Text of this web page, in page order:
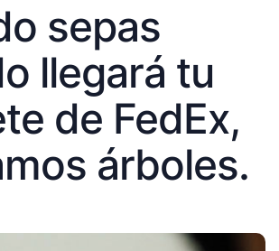
sepas
llegará tu
de FedEx,
árboles.